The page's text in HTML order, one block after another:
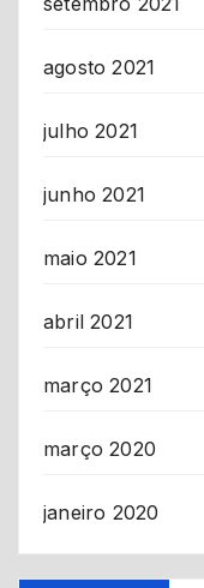
agosto 2021
julho 2021
junho 2021
maio 2021
abril 2021
março 2021
março 2020
janeiro 2020